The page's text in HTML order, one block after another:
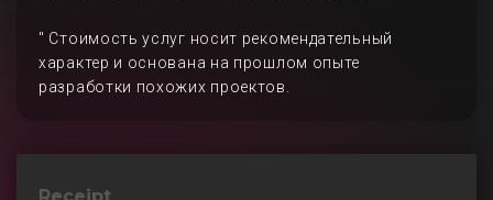
" Стоимость услуг носит рекомендательный
характер и основана на прошлом опыте
разработки похожих проектов.